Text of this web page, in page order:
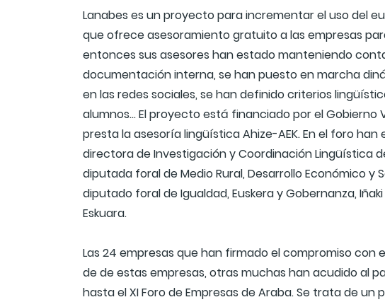
Lanabes es un proyecto para incrementar el uso del
que ofrece asesoramiento gratuito a las empresas
entonces sus asesores han estado manteniendo
documentación interna, se han puesto en marcha
en las redes sociales, se han definido criterios
alumnos... El proyecto está financiado por el
presta la asesoría lingüística Ahize-AEK. En el foro
directora de Investigación y Coordinación Lingüística
diputada foral de Medio Rural, Desarrollo Económico y
diputado foral de Igualdad, Euskera y Gobernanza,
Eskuara.
Las 24 empresas que han firmado el compromiso con
de de estas empresas, otras muchas han acudido al
hasta el XI Foro de Empresas de Araba. Se trata de